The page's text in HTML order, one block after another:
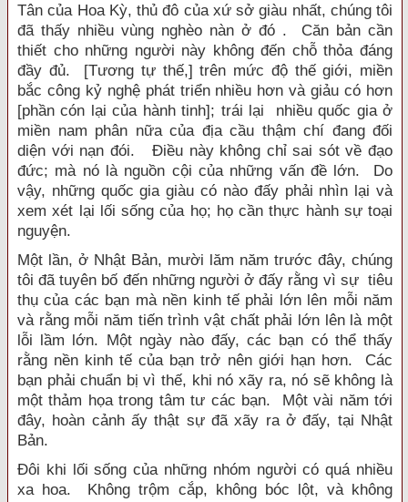
Tân của Hoa Kỳ, thủ đô của xứ sở giàu nhất, chúng tôi
đã thấy nhiều vùng nghèo nàn ở đó . Căn bản cần
thiết cho những người này không đến chỗ thỏa đáng
đầy đủ. [Tương tự thế,] trên mức độ thế giới, miền
bắc công kỷ nghệ phát triển nhiều hơn và giảu có hơn
[phần cón lại của hành tinh]; trái lại nhiều quốc gia ở
miền nam phân nữa của địa cầu thậm chí đang đối
diện với nạn đói. Điều này không chỉ sai sót về đạo
đức; mà nó là nguồn cội của những vấn đề lớn. Do
vậy, những quốc gia giàu có nào đấy phải nhìn lại và
xem xét lại lối sống của họ; họ cần thực hành sự toại
nguyện.
Một lần, ở Nhật Bản, mười lăm năm trước đây, chúng
tôi đã tuyên bố đến những người ở đấy rằng vì sự tiêu
thụ của các bạn mà nền kinh tế phải lớn lên mỗi năm
và rằng mỗi năm tiến trình vật chất phải lớn lên là một
lỗi lầm lớn. Một ngày nào đấy, các bạn có thể thấy
rằng nền kinh tế của bạn trở nên giới hạn hơn. Các
bạn phải chuẩn bị vì thế, khi nó xãy ra, nó sẽ không là
một thảm họa trong tâm tư các bạn. Một vài năm tới
đây, hoàn cảnh ấy thật sự đã xãy ra ở đấy, tại Nhật
Bản.
Đôi khi lối sống của những nhóm người có quá nhiều
xa hoa. Không trộm cắp, không bóc lột, và không